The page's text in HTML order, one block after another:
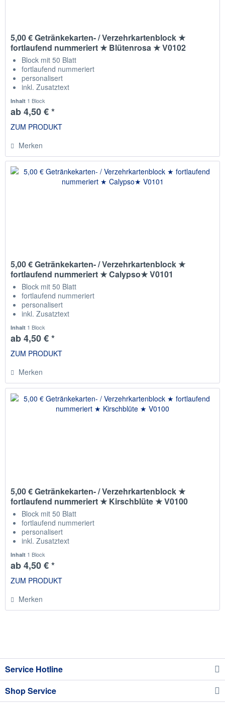
5,00 € Getränkekarten- / Verzehrkartenblock ★
fortlaufend nummeriert ★ Blütenrosa ★ V0102
Block mit 50 Blatt
fortlaufend nummeriert
personalisert
inkl. Zusatztext
Inhalt 1 Block
ab 4,50 € *
ZUM PRODUKT
Merken
5,00 € Getränkekarten- / Verzehrkartenblock ★
fortlaufend nummeriert ★ Calypso★ V0101
Block mit 50 Blatt
fortlaufend nummeriert
personalisert
inkl. Zusatztext
Inhalt 1 Block
ab 4,50 € *
ZUM PRODUKT
Merken
5,00 € Getränkekarten- / Verzehrkartenblock ★
fortlaufend nummeriert ★ Kirschblüte ★ V0100
Block mit 50 Blatt
fortlaufend nummeriert
personalisert
inkl. Zusatztext
Inhalt 1 Block
ab 4,50 € *
ZUM PRODUKT
Merken
Service Hotline
Shop Service